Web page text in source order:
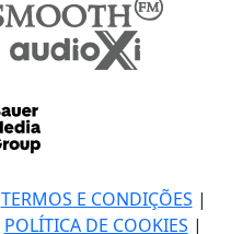
TERMOS E CONDIÇÕES |
POLÍTICA DE COOKIES |